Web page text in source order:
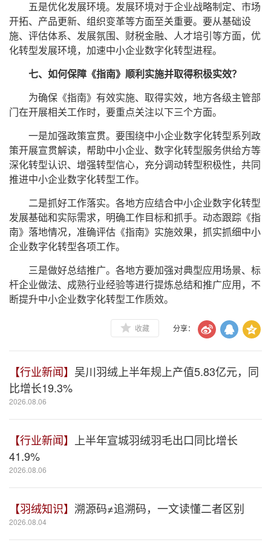
五是优化发展环境。发展环境对于企业战略制定、市场
开拓、产品更新、组织变革等方面至关重要。要从基础设
施、评估体系、发展氛围、财税金融、人才培引等方面，优
化转型发展环境，加速中小企业数字化转型进程。
七、如何保障《指南》顺利实施并取得积极实效？
为确保《指南》有效实施、取得实效，地方各级主管部
门在开展相关工作时，要重点关注以下三个方面。
一是加强政策宣贯。要围绕中小企业数字化转型系列政
策开展宣贯解读，帮助中小企业、数字化转型服务供给方等
深化转型认识、增强转型信心，充分调动转型积极性，共同
推进中小企业数字化转型工作。
二是抓好工作落实。各地方应结合中小企业数字化转型
发展基础和实际需求，明确工作目标和抓手。动态跟踪《指
南》落地情况，准确评估《指南》实施效果，抓实抓细中小
企业数字化转型各项工作。
三是做好总结推广。各地方要加强对典型应用场景、标
杆企业做法、成熟行业经验等进行提炼总结和推广应用，不
断提升中小企业数字化转型工作质效。
收藏 分享：
【行业新闻】 吴川羽绒上半年规上产值5.83亿元，同
比增长19.3%
2026.08.06
【行业新闻】
上半年宣城羽绒羽毛出口同比增长
41.9%
2026.08.06
【羽绒知识】 溯源码≠追溯码，一文读懂二者区别
2026.08.04